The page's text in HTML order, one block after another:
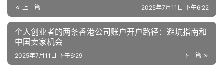
上一篇 2025年7月11日 下午6:22
个人创业者的两条香港公司账户开户路径：避坑指南和
中国卖家机会
下一篇
2025年7月11日 下午6:29